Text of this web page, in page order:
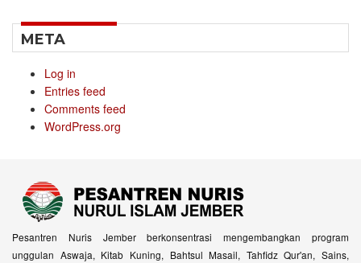
META
Log in
Entries feed
Comments feed
WordPress.org
Pesantren Nuris Jember berkonsentrasi mengembangkan program
unggulan Aswaja, Kitab Kuning, Bahtsul Masail, Tahfidz Qur'an, Sains,